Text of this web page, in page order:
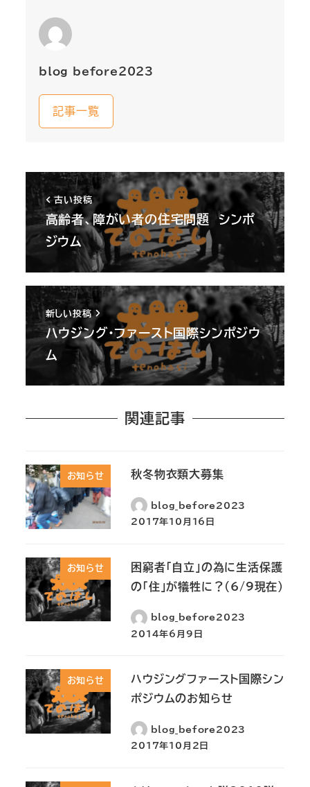
blog_before2023
記事一覧
古い投稿
高齢者、障がい者の住宅問題 シンポ
ジウム
新しい投稿
ハウジング・ファースト国際シンポジウ
ム
関連記事
お知らせ 秋冬物衣類大募集
blog_before2023
2017年10月16日
お知らせ
困窮者「自立」の為に生活保護
の「住」が犠牲に？(6/9現在）
blog_before2023
2014年6月9日
お知らせ
ハウジングファースト国際シン
ポジウムのお知らせ
blog_before2023
2017年10月2日